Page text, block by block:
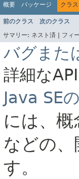
概要 パッケージ クラス
前のクラス 次のクラス
サマリー: ネスト済 | フィ
バグまた
詳細な
Java SE
には、
などの
す。